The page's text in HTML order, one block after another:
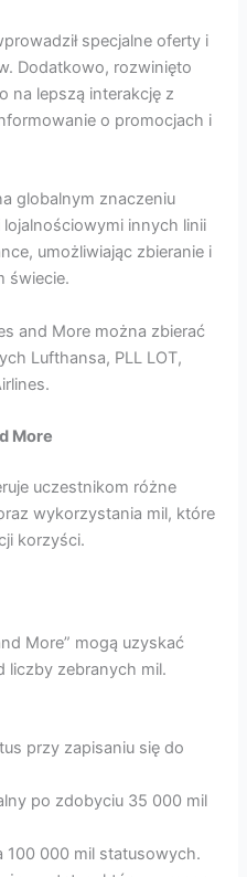
specjalne oferty i
Dodatkowo, rozwinięto
na lepszą interakcję z
o promocjach i
globalnym znaczeniu
innych linii
umożliwiając zbieranie i
świecie.
and More można zbierać
Lufthansa, PLL LOT,
More
uczestnikom różne
wykorzystania mil, które
korzyści.
More” mogą uzyskać
liczby zebranych mil.
przy zapisaniu się do
po zdobyciu 35 000 mil
100 000 mil statusowych.